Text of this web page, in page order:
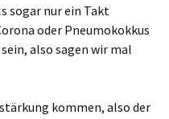
sogar nur ein Takt
oder Pneumokokkus
also sagen wir mal
kommen, also der